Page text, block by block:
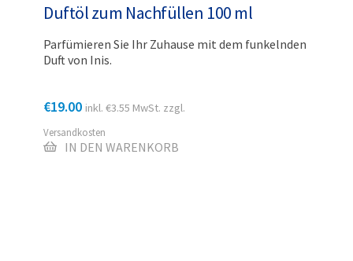
Duftöl zum Nachfüllen 100 ml
Parfümieren Sie Ihr Zuhause mit dem funkelnden
Duft von Inis.
€19.00 inkl. €3.55 MwSt. zzgl.
Versandkosten
IN DEN WARENKORB